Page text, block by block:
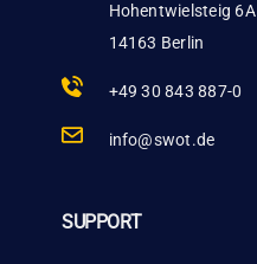
Hohentwielsteig 6A
14163 Berlin
+49 30 843 887-0
info@swot.de
SUPPORT